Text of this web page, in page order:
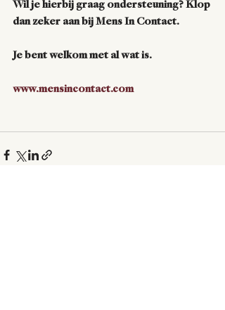
Wil je hierbij graag ondersteuning? Klop
dan zeker aan bij Mens In Contact.
Je bent welkom met al wat is.
www.mensincontact.com